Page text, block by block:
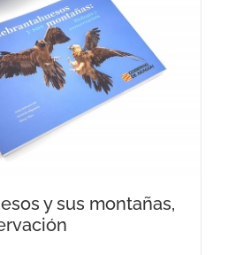
y sus montañas,